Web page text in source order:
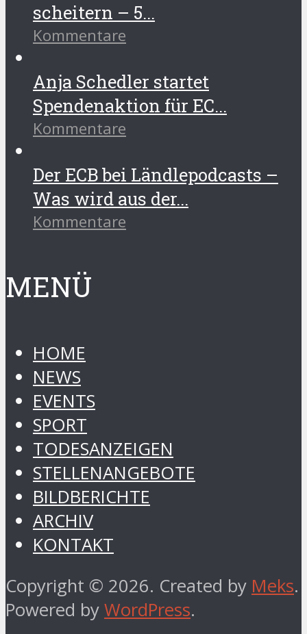
scheitern – 5...
Kommentare
Anja Schedler startet
Spendenaktion für EC...
Kommentare
Der ECB bei Ländlepodcasts –
Was wird aus der...
Kommentare
MENÜ
HOME
NEWS
EVENTS
SPORT
TODESANZEIGEN
STELLENANGEBOTE
BILDBERICHTE
ARCHIV
KONTAKT
Copyright © 2026. Created by Meks.
Powered by WordPress.